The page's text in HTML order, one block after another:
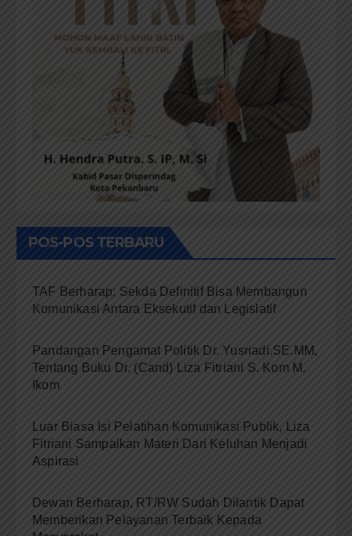
POS-POS TERBARU
TAF Berharap; Sekda Definitif Bisa Membangun
Komunikasi Antara Eksekutif dan Legislatif
Pandangan Pengamat Politik Dr. Yusriadi.SE.MM,
Tentang Buku Dr. (Cand) Liza Fitriani S. Kom M.
Ikom
Luar Biasa Isi Pelatihan Komunikasi Publik, Liza
Fitriani Sampaikan Materi Dari Keluhan Menjadi
Aspirasi
Dewan Berharap, RT/RW Sudah Dilantik Dapat
Memberikan Pelayanan Terbaik Kepada